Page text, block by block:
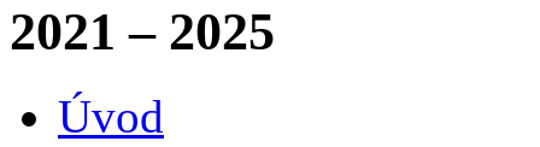
2021 – 2025
Úvod